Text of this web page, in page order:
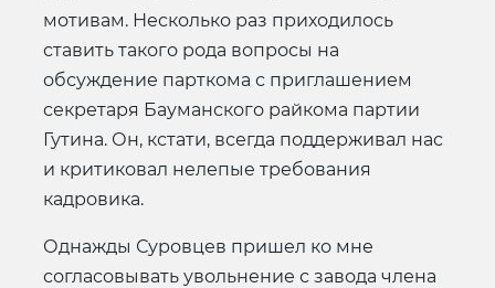
мотивам. Несколько раз приходилось
ставить такого рода вопросы на
обсуждение парткома с приглашением
секретаря Бауманского райкома партии
Гутина. Он, кстати, всегда поддерживал нас
и критиковал нелепые требования
кадровика.
Однажды Суровцев пришел ко мне
согласовывать увольнение с завода члена